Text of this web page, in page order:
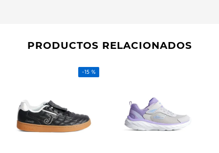
PRODUCTOS RELACIONADOS
-15 %